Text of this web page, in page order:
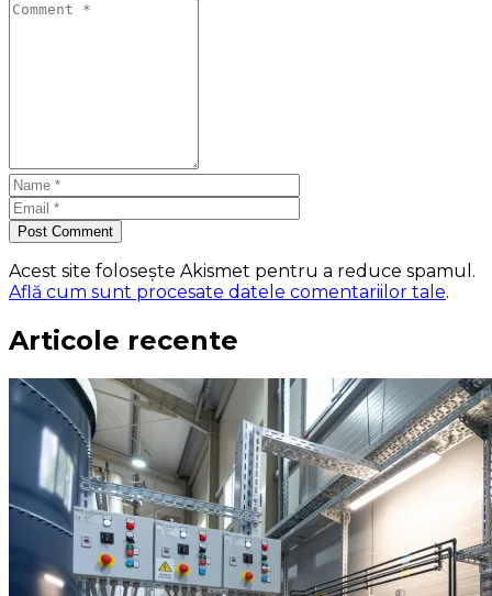
Post Comment
Acest site folosește Akismet pentru a reduce spamul.
Află cum sunt procesate datele comentariilor tale.
Articole recente